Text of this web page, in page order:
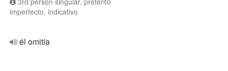
imperfecto, indicativo
él omitía